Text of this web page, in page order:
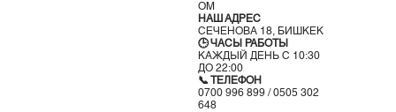
OM
НАШ АДРЕС
СЕЧЕНОВА 18, БИШКЕК
🕒 ЧАСЫ РАБОТЫ
КАЖДЫЙ ДЕНЬ С 10:30
ДО 22:00
📞 ТЕЛЕФОН
0700 996 899 / 0505 302
648